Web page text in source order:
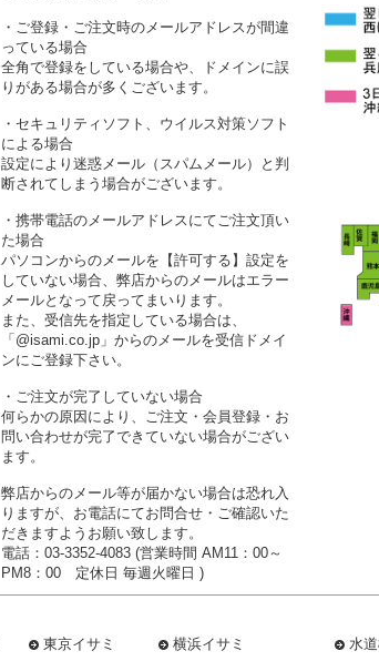
・ご登録・ご注文時のメールアドレスが間違
っている場合
全角で登録をしている場合や、ドメインに誤
りがある場合が多くございます。
・セキュリティソフト、ウイルス対策ソフト
による場合
設定により迷惑メール（スパムメール）と判
断されてしまう場合がございます。
・携帯電話のメールアドレスにてご注文頂い
た場合
パソコンからのメールを【許可する】設定を
していない場合、弊店からのメールはエラー
メールとなって戻ってまいります。
また、受信先を指定している場合は、
「@isami.co.jp」からのメールを受信ドメイ
ンにご登録下さい。
・ご注文が完了していない場合
何らかの原因により、ご注文・会員登録・お
問い合わせが完了できていない場合がござい
ます。
弊店からのメール等が届かない場合は恐れ入
りますが、お電話にてお問合せ・ご確認いた
だきますようお願い致します。
電話：03-3352-4083 (営業時間 AM11：00～
PM8：00 定休日 毎週火曜日 )
東京イサミ 横浜イサミ 水